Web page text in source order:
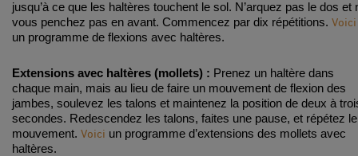
jusqu’à ce que les haltères touchent le sol. N’arquez pas le dos et
vous penchez pas en avant. Commencez par dix répétitions. Voici
un programme de flexions avec haltères.
Extensions avec haltères (mollets) : Prenez un haltère dans
chaque main, mais au lieu de faire un mouvement de flexion des
jambes, soulevez les talons et maintenez la position de deux à
secondes. Redescendez les talons, faites une pause, et répétez le
mouvement. Voici un programme d’extensions des mollets avec
haltères.